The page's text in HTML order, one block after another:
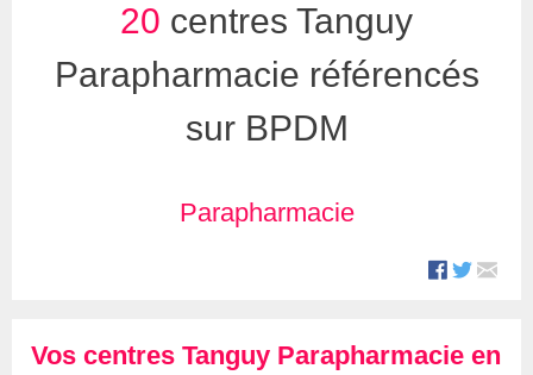
20 centres Tanguy
Parapharmacie référencés
sur BPDM
Parapharmacie
Vos centres Tanguy Parapharmacie en